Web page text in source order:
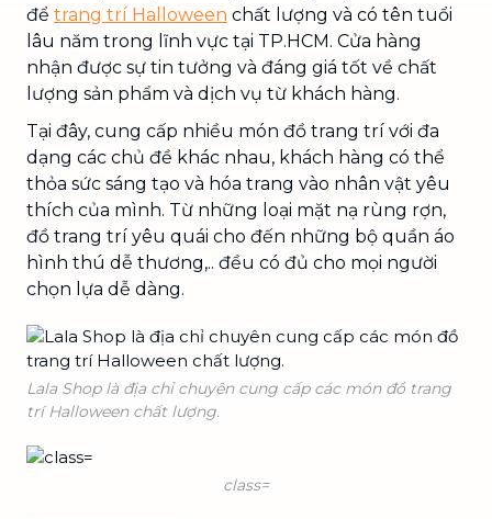
để trang trí Halloween chất lượng và có tên tuổi
lâu năm trong lĩnh vực tại TP.HCM. Cửa hàng
nhận được sự tin tưởng và đáng giá tốt về chất
lượng sản phẩm và dịch vụ từ khách hàng.
Tại đây, cung cấp nhiều món đồ trang trí với đa
dạng các chủ đề khác nhau, khách hàng có thể
thỏa sức sáng tạo và hóa trang vào nhân vật yêu
thích của mình. Từ những loại mặt nạ rùng rợn,
đồ trang trí yêu quái cho đến những bộ quần áo
hình thú dễ thương,.. đều có đủ cho mọi người
chọn lựa dễ dàng.
Lala Shop là địa chỉ chuyên cung cấp các món đồ trang
trí Halloween chất lượng.
class=